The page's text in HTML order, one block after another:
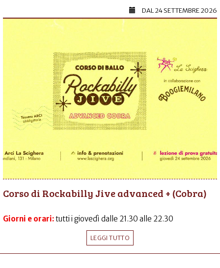
DAL24 SETTEMBRE 2026
Corso di Rockabilly Jive advanced + (Cobra)
Giorni e orari:tutti i giovedì dalle 21.30 alle 22.30
LEGGI TUTTO